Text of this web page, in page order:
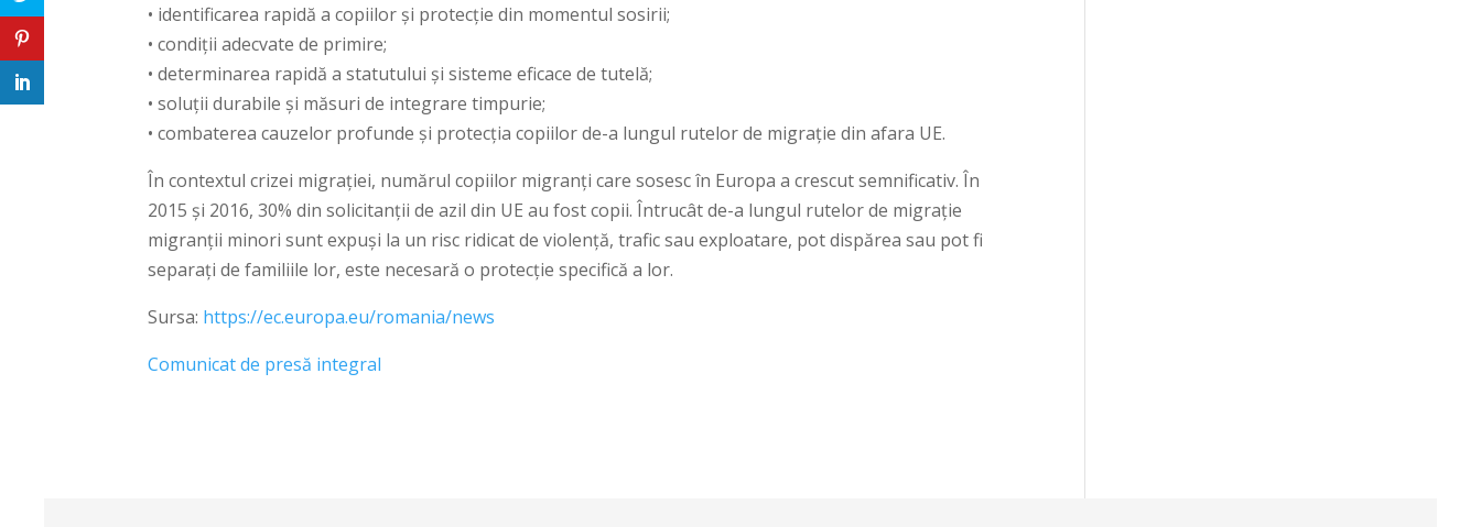
• identificarea rapidă a copiilor și protecție din momentul sosirii;
• condiții adecvate de primire;
• determinarea rapidă a statutului și sisteme eficace de tutelă;
• soluții durabile și măsuri de integrare timpurie;
• combaterea cauzelor profunde și protecția copiilor de-a lungul rutelor de migrație din afara UE.
În contextul crizei migrației, numărul copiilor migranți care sosesc în Europa a crescut semnificativ. În
2015 și 2016, 30% din solicitanții de azil din UE au fost copii. Întrucât de-a lungul rutelor de migrație
migranții minori sunt expuși la un risc ridicat de violență, trafic sau exploatare, pot dispărea sau pot fi
separați de familiile lor, este necesară o protecție specifică a lor.
Sursa: https://ec.europa.eu/romania/news
Comunicat de presă integral